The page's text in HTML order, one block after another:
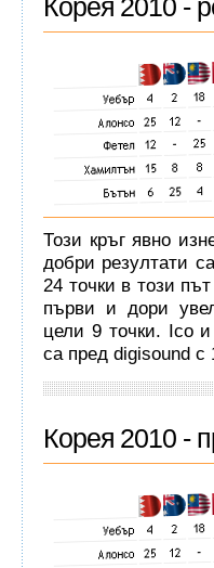
Корея 2010 -
Този кръг явно
добри резултати
24 точки в този
първи и дори
цели 9 точки. Ico
са пред digisound с
Корея 2010 -